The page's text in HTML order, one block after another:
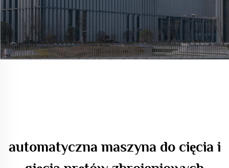
automatyczna maszyna do cięcia i